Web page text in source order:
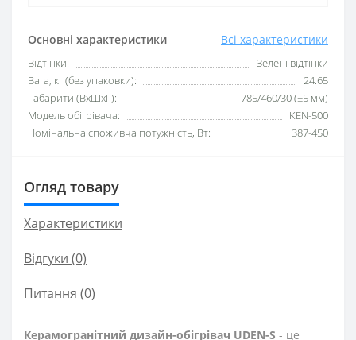
Основні характеристики Всі характеристики
Відтінки:
Зелені відтінки
Вага, кг (без упаковки):
24.65
Габарити (ВхШхГ):
785/460/30 (±5 мм)
Модель обігрівача:
KEN-500
Номінальна споживча потужність, Вт:
387-450
Огляд товару
Характеристики
Відгуки (0)
Питання (0)
Керамогранітний дизайн-обігрівач UDEN-S - це